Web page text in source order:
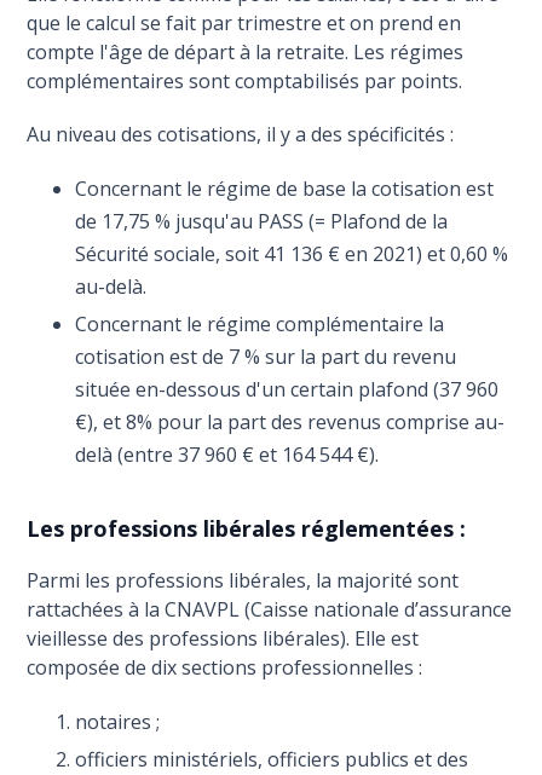
que le calcul se fait par trimestre et on prend en
compte l'âge de départ à la retraite. Les régimes
complémentaires sont comptabilisés par points.
Au niveau des cotisations, il y a des spécificités :
Concernant le régime de base la cotisation est
de 17,75 % jusqu'au PASS (= Plafond de la
Sécurité sociale, soit 41 136 € en 2021) et 0,60 %
au-delà.
Concernant le régime complémentaire la
cotisation est de 7 % sur la part du revenu
située en-dessous d'un certain plafond (37 960
€), et 8% pour la part des revenus comprise au-
delà (entre 37 960 € et 164 544 €).
Les professions libérales réglementées :
Parmi les professions libérales, la majorité sont
rattachées à la CNAVPL (Caisse nationale d’assurance
vieillesse des professions libérales). Elle est
composée de dix sections professionnelles :
notaires ;
officiers ministériels, officiers publics et des